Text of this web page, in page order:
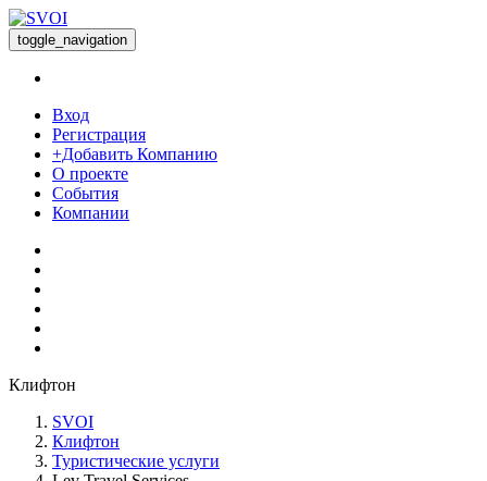
toggle_navigation
Вход
Регистрация
+Добавить Компанию
О проекте
События
Компании
Клифтон
SVOI
Клифтон
Туристические услуги